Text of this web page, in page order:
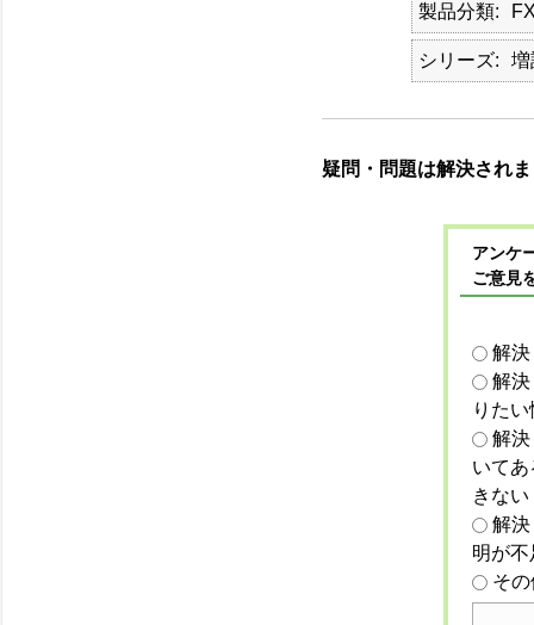
製品分類
シリーズ 増
疑問・問題は解決され
アンケ
ご意見
解
解
りた
解
いて
きない
解
明が
そ